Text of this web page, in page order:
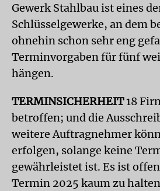
Gewerk Stahlbau ist eines
Schlüsselgewerke, an dem
ohnehin schon sehr eng
Terminvorgaben für fünf
hängen.
TERMINSICHERHEIT18
betroffen; und die
weitere Auftragnehmer
erfolgen, solange keine
gewährleistet ist. Es ist
Termin 2025 kaum zu